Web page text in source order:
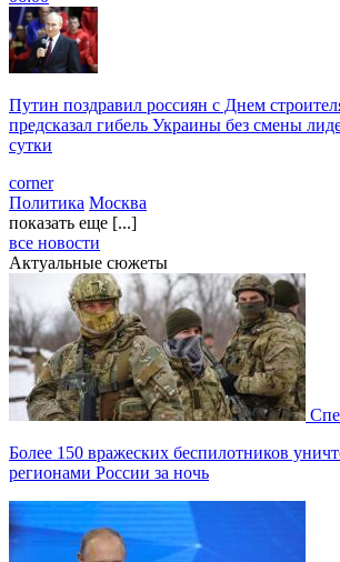
Путин поздравил россиян с Днем
предсказал гибель Украины без смены
сутки
corner
Политика Москва
показать еще [...]
все новости
Актуальные сюжеты
Более 150 вражеских беспилотников
регионами России за ночь